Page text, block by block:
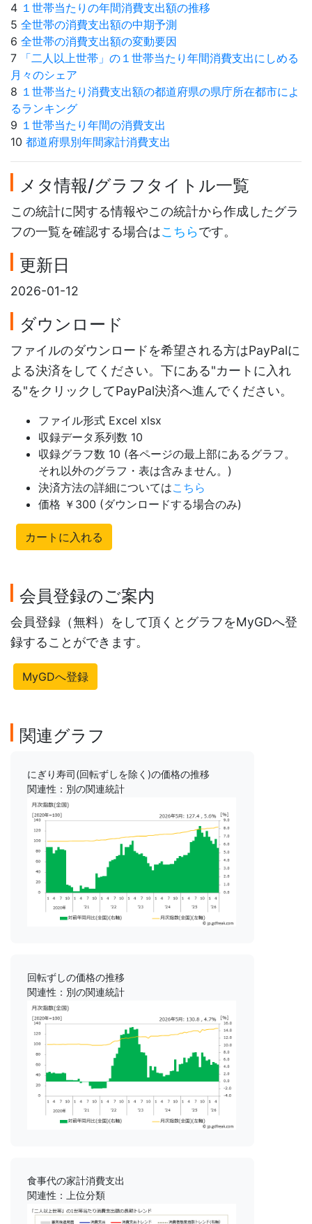
4 １世帯当たりの年間消費支出額の推移
5 全世帯の消費支出額の中期予測
6 全世帯の消費支出額の変動要因
7
「二人以上世帯」の１世帯当たり年間消費支出にしめる
月々のシェア
8 １世帯当たり消費支出額の都道府県の県庁所在都市によ
るランキング
9 １世帯当たり年間の消費支出
10 都道府県別年間家計消費支出
メタ情報/グラフタイトル一覧
この統計に関する情報やこの統計から作成したグラ
フの一覧を確認する場合はこちらです。
更新日
2026-01-12
ダウンロード
ファイルのダウンロードを希望される方はPayPalに
よる決済をしてください。下にある"カートに入れ
る"をクリックしてPayPal決済へ進んでください。
ファイル形式 Excel xlsx
収録データ系列数 10
収録グラフ数 10 (各ページの最上部にあるグラフ。
それ以外のグラフ・表は含みません。)
決済方法の詳細についてはこちら
価格 ￥300 (ダウンロードする場合のみ)
カートに入れる
会員登録のご案内
会員登録（無料）をして頂くとグラフをMyGDへ登
録することができます。
MyGDへ登録
関連グラフ
にぎり寿司(回転ずしを除く)の価格の推移
関連性：別の関連統計
回転ずしの価格の推移
関連性：別の関連統計
食事代の家計消費支出
関連性：上位分類